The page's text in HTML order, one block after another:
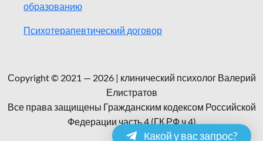
образованию
Психотерапевтический договор
Сopyright © 2021 — 2026 | клинический психолог Валерий
Елистратов
Все права защищены Гражданским кодексом Российской
Федерации часть 4 (ГК РФ ч.4)
Какой у вас запрос?